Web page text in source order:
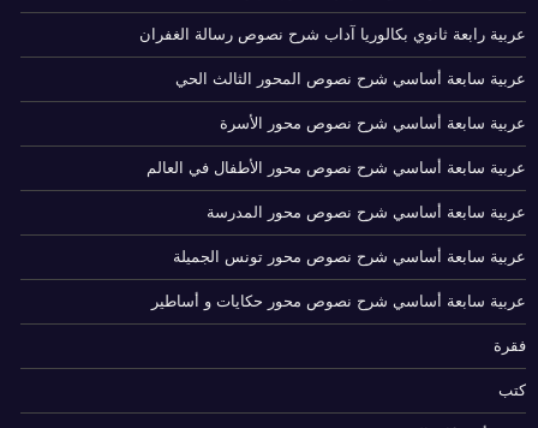
عربية رابعة ثانوي بكالوريا آداب شرح نصوص رسالة الغفران
عربية سابعة أساسي شرح نصوص المحور الثالث الحي
عربية سابعة أساسي شرح نصوص محور الأسرة
عربية سابعة أساسي شرح نصوص محور الأطفال في العالم
عربية سابعة أساسي شرح نصوص محور المدرسة
عربية سابعة أساسي شرح نصوص محور تونس الجميلة
عربية سابعة أساسي شرح نصوص محور حكايات و أساطير
فقرة
كتب